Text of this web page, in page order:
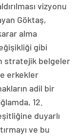
vizyonu
Göktaş,
alma
gibi
stratejik belgeler
erkekler
adil bir
12.
duyarlı
ve bu